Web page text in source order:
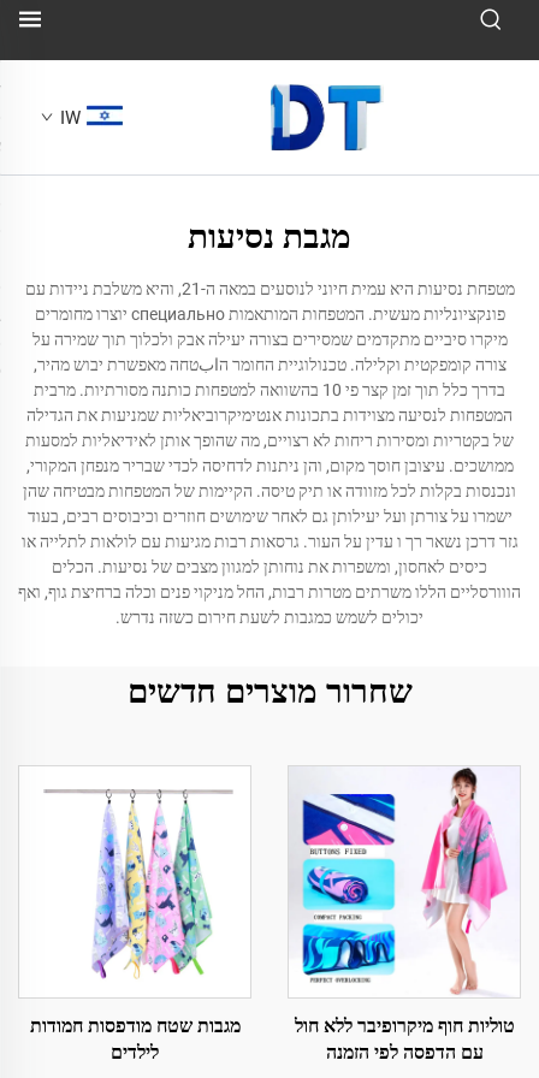
IW
מגבת נסיעות
מטפחת נסיעות היא עמית חיוני לנוסעים במאה ה-21, והיא משלבת ניידות עם
פונקציונליות מעשית. המטפחות המותאמות специально יוצרו מחומרים
מיקרו סיביים מתקדמים שמסירים בצורה יעילה אבק ולכלוך תוך שמירה על
צורה קומפקטית וקלילה. טכנולוגיית החומר הابטחה מאפשרת יבוש מהיר,
בדרך כלל תוך זמן קצר פי 10 בהשוואה למטפחות כותנה מסורתיות. מרבית
המטפחות לנסיעה מצוידות בתכונות אנטימיקרוביאליות שמניעות את הגדילה
של בקטריות ומסירות ריחות לא רצויים, מה שהופך אותן לאידיאליות למסעות
ממושכים. עיצובן חוסך מקום, והן ניתנות לדחיסה לכדי שבריר מנפחן המקורי,
ונכנסות בקלות לכל מזוודה או תיק טיסה. הקיימות של המטפחות מבטיחה שהן
ישמרו על צורתן ועל יעילותן גם לאחר שימושים חוזרים וכיבוסים רבים, בעוד
גזר דרכן נשאר רך ו עדין על העור. גרסאות רבות מגיעות עם לולאות לתלייה או
כיסים לאחסון, ומשפרות את נוחותן למגוון מצבים של נסיעות. הכלים
הווורסליים הללו משרתים מטרות רבות, החל מניקוי פנים וכלה ברחיצת גוף, ואף
יכולים לשמש כמגבות לשעת חירום כשזה נדרש.
שחרור מוצרים חדשים
טוליות חוף מיקרופיבר ללא חול
עם הדפסה לפי הזמנה
מגבות שטח מודפסות חמודות
לילדים